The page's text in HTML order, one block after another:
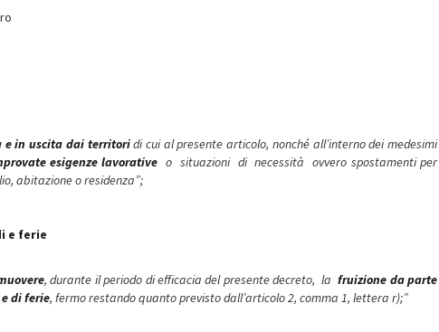
e in uscita dai territoridi cui al presente articolo, nonché all’interno dei medesimi
esigenze lavorative o situazioni di necessità ovvero spostamenti per
abitazione o residenza”;
e ferie
, durante il periodo di efficacia del presente decreto, lafruizione da parte
di ferie, fermo restando quanto previsto dall’articolo 2, comma 1, lettera r);”